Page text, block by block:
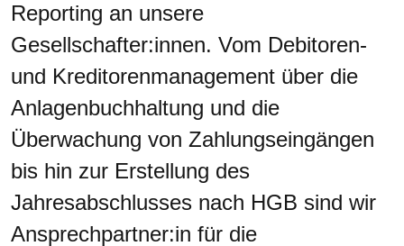
Reporting an unsere
Gesellschafter:innen. Vom Debitoren-
und Kreditorenmanagement über die
Anlagenbuchhaltung und die
Überwachung von Zahlungseingängen
bis hin zur Erstellung des
Jahresabschlusses nach HGB sind wir
Ansprechpartner:in für die